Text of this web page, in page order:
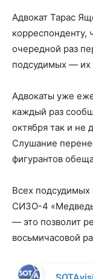
Адвокат Тарас
корреспонденту,
очередной раз
подсудимых — их
Адвокаты уже
каждый раз
октября так и не
Слушание
фигурантов
Всех подсудимых
СИЗО-4
— это позволит
восьмичасовой